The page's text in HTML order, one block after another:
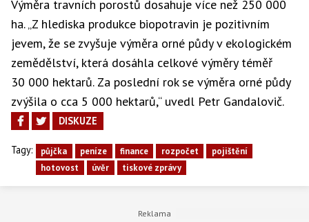
Výměra travních porostů dosahuje více než 250 000
ha. „Z hlediska produkce biopotravin je pozitivním
jevem, že se zvyšuje výměra orné půdy v ekologickém
zemědělství, která dosáhla celkové výměry téměř
30 000 hektarů. Za poslední rok se výměra orné půdy
zvýšila o cca 5 000 hektarů,“ uvedl Petr Gandalovič.
DISKUZE
Tagy: půjčka peníze finance rozpočet
pojištění
hotovost
úvěr tiskové zprávy